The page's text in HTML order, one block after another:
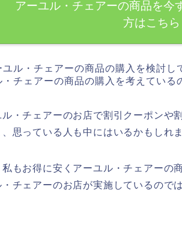
アーユル・チェアーの商品を今
方はこちら
ル・チェアーの商品の購入を検討し
チェアーの商品の購入を考えている
・チェアーのお店で割引クーポンや
思っている人も中にはいるかもしれま
私もお得に安くアーユル・チェアーの
・チェアーのお店が実施しているので